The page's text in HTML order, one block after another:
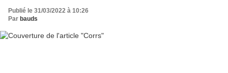
Publié le 31/03/2022 à 10:26
Par bauds